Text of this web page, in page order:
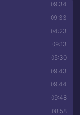
09:34
09:33
04:23
09:13
05:30
09:43
09:44
09:48
08:58